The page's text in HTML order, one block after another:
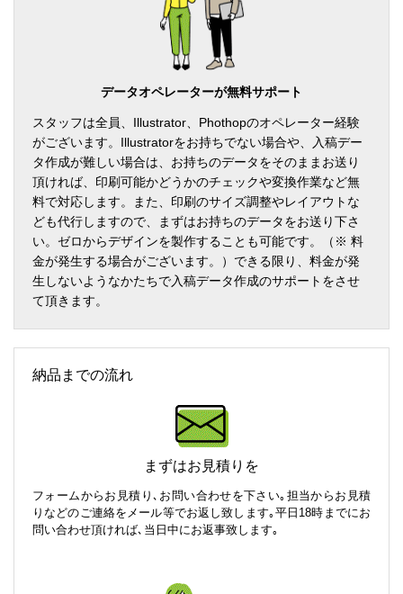
データオペレーターが無料サポート
スタッフは全員、Illustrator、Phothopのオペレーター経験
がございます。Illustratorをお持ちでない場合や、入稿デー
タ作成が難しい場合は、お持ちのデータをそのままお送り
頂ければ、印刷可能かどうかのチェックや変換作業など無
料で対応します。また、印刷のサイズ調整やレイアウトな
ども代行しますので、まずはお持ちのデータをお送り下さ
い。ゼロからデザインを製作することも可能です。（※ 料
金が発生する場合がございます。）できる限り、料金が発
生しないようなかたちで入稿データ作成のサポートをさせ
て頂きます。
納品までの流れ
まずはお見積りを
フォームからお見積り､お問い合わせを下さい｡担当からお見積
りなどのご連絡をメール等でお返し致します｡平日18時までにお
問い合わせ頂ければ､当日中にお返事致します｡